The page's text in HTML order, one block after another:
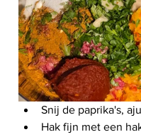
Snij de paprika's,
Hak fijn met een